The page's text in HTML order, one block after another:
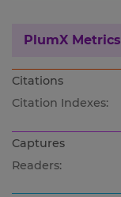
PlumX Metrics
Citations
Citation Indexes:
Captures
Readers: